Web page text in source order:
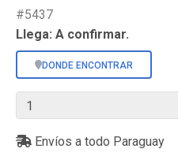
#5437
Llega: A confirmar.
DONDE ENCONTRAR
Envíos a todo Paraguay